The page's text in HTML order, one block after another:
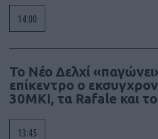
14:00
Το Νέο Δελχί
επίκεντρο ο
30MKI, τα Rafale και
13:45